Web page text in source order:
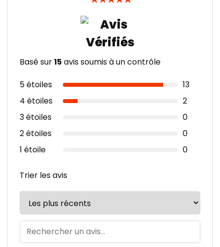
Basé sur15 avis soumis à un contrôle
5 étoiles
13
4 étoiles
2
3 étoiles
0
2 étoiles
0
1 étoile
0
Trier les avis